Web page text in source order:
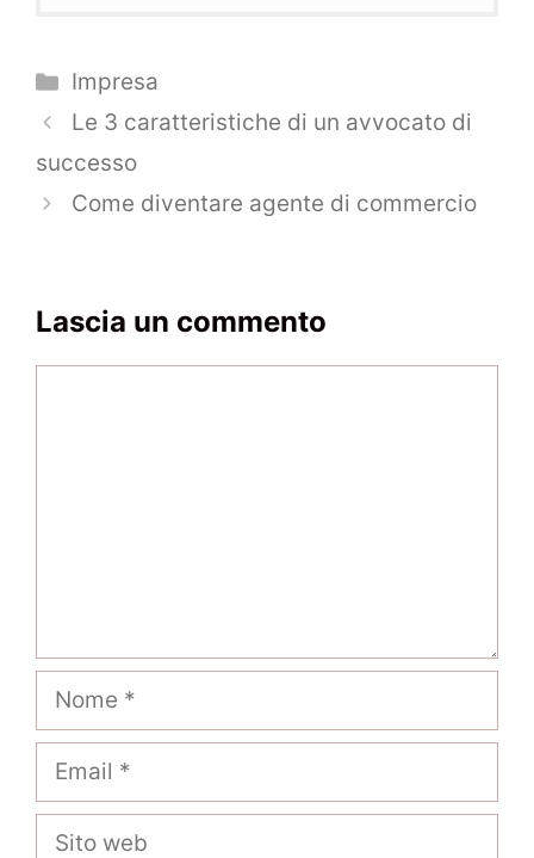
Categorie
Impresa
Navigazione
articolo
Le 3 caratteristiche di un avvocato di
successo
Come diventare agente di commercio
Lascia un commento
Nome
Email
Sito